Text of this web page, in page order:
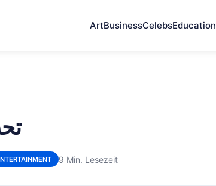
ArtBusinessCelebsEducation
9 Min. Lesezeit